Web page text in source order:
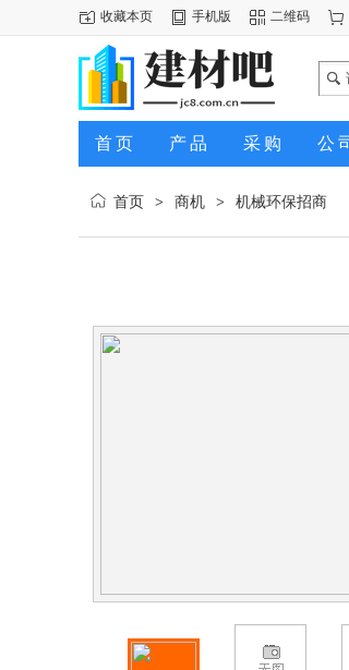
收藏本页 手机版 二维码
首页 产品 采购 公
首页 > 商机 > 机械环保招商